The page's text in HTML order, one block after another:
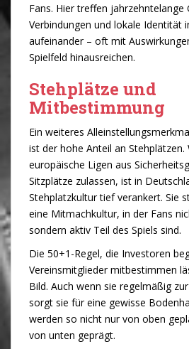
Fans. Hier treffen jahrzehntelange
Verbindungen und lokale Identität
aufeinander – oft mit
Spielfeld hinausreichen.
Stehplätze und
Mitbestimmung
Ein weiteres
ist der hohe Anteil an Stehplätzen.
europäische Ligen aus
Sitzplätze zulassen, ist in
Stehplatzkultur tief verankert. Sie
eine Mitmachkultur, in der Fans
sondern aktiv Teil des Spiels sind.
Die 50+1-Regel, die Investoren
Vereinsmitglieder mitbestimmen
Bild. Auch wenn sie regelmäßig
sorgt sie für eine gewisse
werden so nicht nur von oben
von unten geprägt.